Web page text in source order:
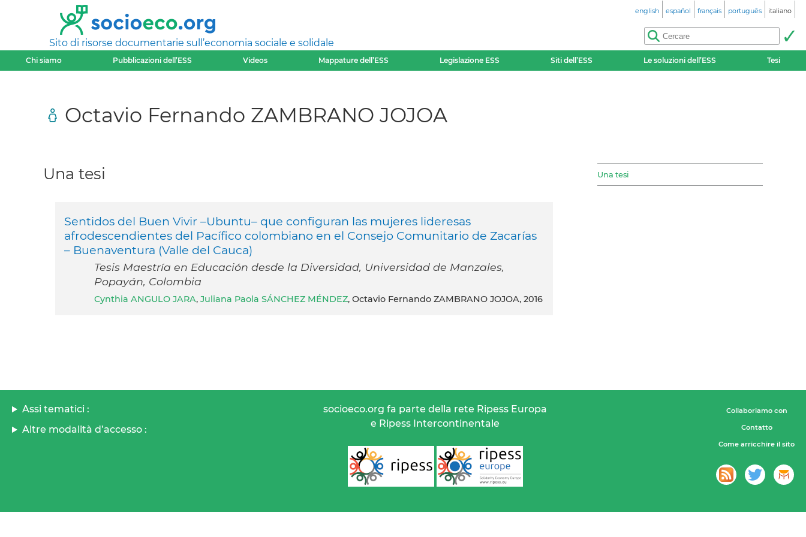
Sito di risorse documentarie sull’economia sociale e solidale
english español français português italiano
Chi siamo Pubblicazioni dell’ESS Videos Mappature dell’ESS Legislazione ESS Siti dell’ESS Le soluzioni dell’ESS Tesi
Octavio Fernando ZAMBRANO JOJOA
Una tesi
Una tesi
Sentidos del Buen Vivir –Ubuntu– que configuran las mujeres lideresas
afrodescendientes del Pacífico colombiano en el Consejo Comunitario de Zacarías
– Buenaventura (Valle del Cauca)
Tesis Maestría en Educación desde la Diversidad, Universidad de Manzales,
Popayán, Colombia
Cynthia ANGULO JARA, Juliana Paola SÁNCHEZ MÉNDEZ, Octavio Fernando ZAMBRANO JOJOA, 2016
Assi tematici :
Altre modalità d’accesso :
socioeco.org fa parte della rete Ripess Europa
e Ripess Intercontinentale
Collaboriamo con
Contatto
Come arricchire il sito